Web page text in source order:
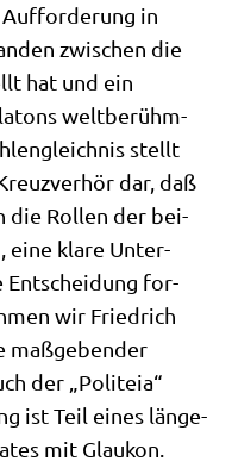
Auf­for­de­rung in
zwi­schen die
hat und ein
welt­be­rühm­
stellt
dar, daß
die Rol­len der bei­
eine kla­re Unter­
Ent­schei­dung for­
wir Fried­rich
maß­ge­ben­der
der „Poli­te­ia“
ist Teil eines län­ge­
mit Glaukon.